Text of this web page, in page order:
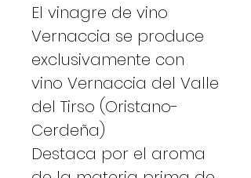
El vinagre de vino
Vernaccia se produce
exclusivamente con
vino Vernaccia del Valle
del Tirso (Oristano-
Cerdeña)
Destaca por el aroma